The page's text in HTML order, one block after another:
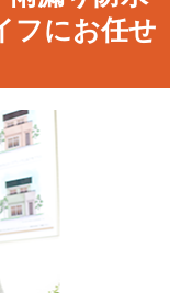
フにお任せ